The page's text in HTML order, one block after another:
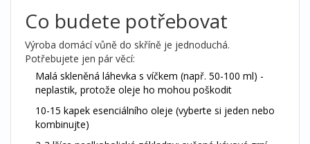
Co budete potřebovat
Výroba domácí vůně do skříně je jednoduchá.
Potřebujete jen pár věcí:
Malá skleněná láhevka s víčkem (např. 50-100 ml) -
neplastik, protože oleje ho mohou poškodit
10-15 kapek esenciálního oleje (vyberte si jeden nebo
kombinujte)